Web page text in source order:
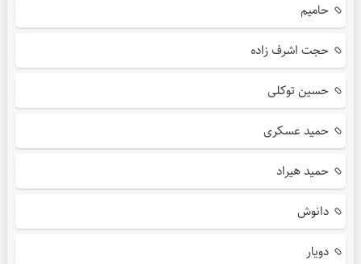
حامیم
حجت اشرف زاده
حسین توکلی
حمید عسکری
حمید هیراد
دانوش
دویار